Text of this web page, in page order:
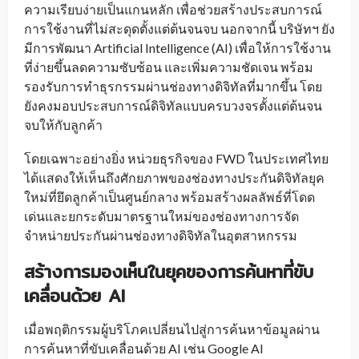
ความเรียบง่ายเป็นแกนหลัก เพื่อช่วยสร้างประสบการณ์
การใช้งานที่ไม่สะดุดตั้งแต่ต้นจนจบ นอกจากนี้ บริษัทฯ ยัง
มีการพัฒนา Artificial Intelligence (AI) เพื่อให้การใช้งาน
ที่ง่ายขึ้นลดความซับซ้อน และเพิ่มความชัดเจน พร้อม
รองรับการทำธุรกรรมผ่านช่องทางดิจิทัลที่มากขึ้น โดย
ยังคงมอบประสบการณ์ดิจิทัลแบบครบวงจรตั้งแต่ต้นจน
จบให้กับลูกค้า
โดยเฉพาะอย่างยิ่ง หน่วยธุรกิจของ FWD ในประเทศไทย
ได้แสดงให้เห็นถึงศักยภาพของช่องทางประกันดิจิทัลยุค
ใหม่ที่ยึดลูกค้าเป็นศูนย์กลาง พร้อมสร้างผลลัพธ์ที่โดด
เด่นและยกระดับมาตรฐานใหม่ของช่องทางการจัด
จำหน่ายประกันผ่านช่องทางดิจิทัลในอุตสาหกรรม
สร้างการมองเห็นในยุคของการค้นหาที่ขับ
เคลื่อนด้วย AI
เมื่อพฤติกรรมผู้บริโภคเปลี่ยนไปสู่การค้นหาข้อมูลผ่าน
การค้นหาที่ขับเคลื่อนด้วย AI เช่น Google AI